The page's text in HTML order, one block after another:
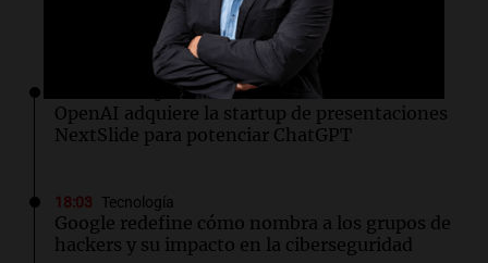
Lo último
OpenAI adquiere la startup de presentaciones
NextSlide para potenciar ChatGPT
18:03 Tecnología
Google redefine cómo nombra a los grupos de
hackers y su impacto en la ciberseguridad